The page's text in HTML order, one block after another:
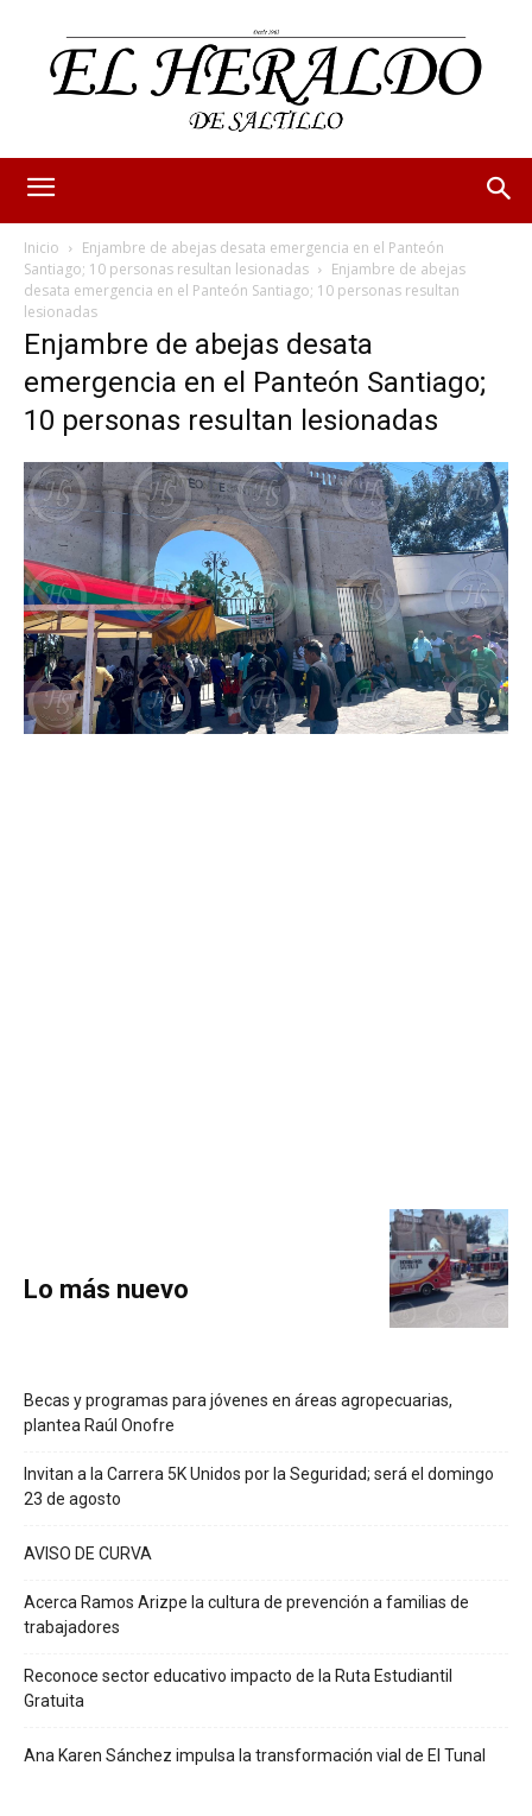
Inicio
Enjambre de abejas desata emergencia en el Panteón
Santiago; 10 personas resultan lesionadas
Enjambre de abejas
desata emergencia en el Panteón Santiago; 10 personas resultan
lesionadas
Enjambre de abejas desata
emergencia en el Panteón Santiago;
10 personas resultan lesionadas
Lo más nuevo
Becas y programas para jóvenes en áreas agropecuarias,
plantea Raúl Onofre
Invitan a la Carrera 5K Unidos por la Seguridad; será el domingo
23 de agosto
AVISO DE CURVA
Acerca Ramos Arizpe la cultura de prevención a familias de
trabajadores
Reconoce sector educativo impacto de la Ruta Estudiantil
Gratuita
Ana Karen Sánchez impulsa la transformación vial de El Tunal